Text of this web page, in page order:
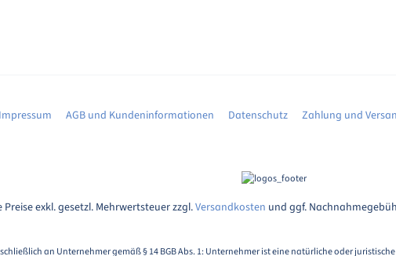
Impressum AGB und Kundeninformationen Datenschutz Zahlung und
Preise exkl. gesetzl. Mehrwertsteuer zzgl.Versandkosten und ggf.
an Unternehmer gemäß § 14 BGB Abs. 1: Unternehmer ist eine natürliche oder